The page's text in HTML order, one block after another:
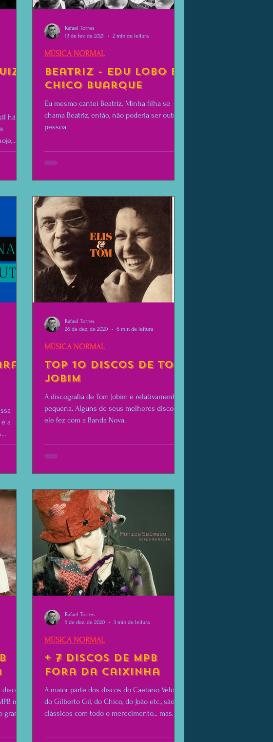
há
Beatriz - Edu Lobo e
Chico Buarque
Eu mesmo cantei Beatriz. Minha filha se
chama Beatriz, então, não poderia ser outra
pessoa.
MÚSICA NORMAL
Rafael Torres
13 de fev. de 2021
2 min de leitura
a
Top 10 Discos de Tom
Jobim
A discografia de Tom Jobim é relativamente
pequena. Alguns de seus melhores discos
ele fez com a Banda Nova.
MÚSICA NORMAL
Rafael Torres
26 de dez. de 2020
6 min de leitura
mas
+ 7 Discos de MPB
Fora da Caixinha
A maior parte dos discos do Caetano Veloso,
do Gilberto Gil, do Chico, do João etc., são
clássicos com todo o merecimento... mas...
MÚSICA NORMAL
Rafael Torres
5 de dez. de 2020
3 min de leitura